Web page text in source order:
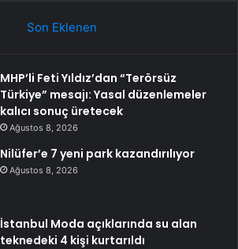
Son Eklenen
MHP’li Feti Yıldız’dan “Terörsüz
Türkiye” mesajı: Yasal düzenlemeler
kalıcı sonuç üretecek
Ağustos 8, 2026
Nilüfer’e 7 yeni park kazandırılıyor
Ağustos 8, 2026
İstanbul Moda açıklarında su alan
teknedeki 4 kişi kurtarıldı